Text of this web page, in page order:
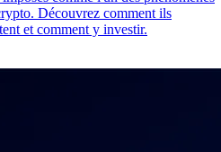
Découvrez comment ils
et comment y investir.